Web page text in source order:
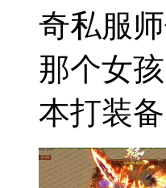
奇私服
那个女
本打装